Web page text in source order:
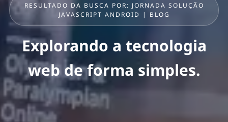
RESULTADO DA BUSCA POR: JORNADA SOLUÇÃO
JAVASCRIPT ANDROID | BLOG
Explorando a tecnologia
web de forma simples.